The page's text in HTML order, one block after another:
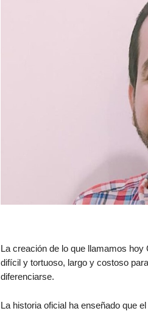
La creación de lo que llamamos
difícil y tortuoso, largo y costoso
diferenciarse.
La historia oficial ha enseñado que